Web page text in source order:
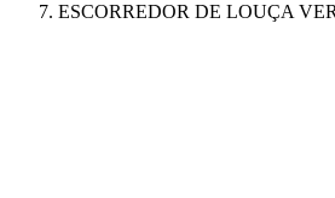
ESCORREDOR DE LOUÇA